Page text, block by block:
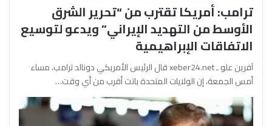
ترامب: أمريكا تقترب من “تحرير الشرق
الأوسط من التهديد الإيراني” ويدعو لتوسيع
الاتفاقات الإبراهيمية
آفرين علو ـ xeber24.net قال الرئيس الأمريكي دونالد ترامب، مساء
أمس الجمعة، إن الولايات المتحدة باتت أقرب من أي وقت…